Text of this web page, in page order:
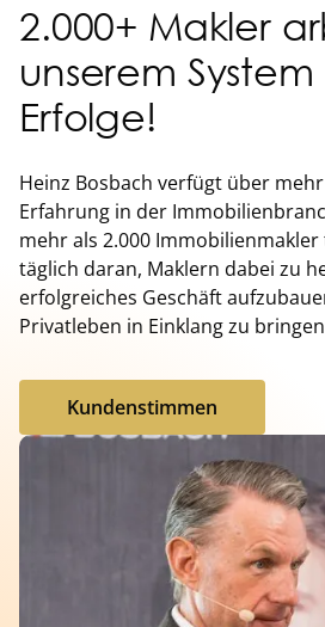
2.000+ Makler
unserem
Erfolge!
Heinz Bosbach verfügt über mehr
Erfahrung in der
mehr als 2.000
täglich daran, Maklern dabei zu
erfolgreiches Geschäft
Privatleben in Einklang zu
Kundenstimmen
Kundenstimmen